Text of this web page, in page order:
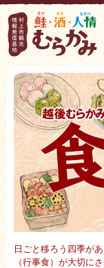
日ごと移ろう四季が
（行事食）が大切に